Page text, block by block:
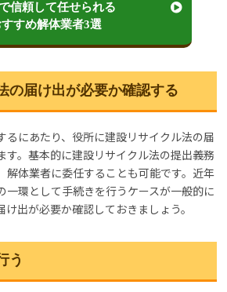
信頼して任せられる
すすめ解体業者3選
の届け出が必要か確認する
るにあたり、役所に建設リサイクル法の届
す。基本的に建設リサイクル法の提出義務
解体業者に委任することも可能です。近年
一環として手続きを行うケースが一般的に
出が必要か確認しておきましょう。
う